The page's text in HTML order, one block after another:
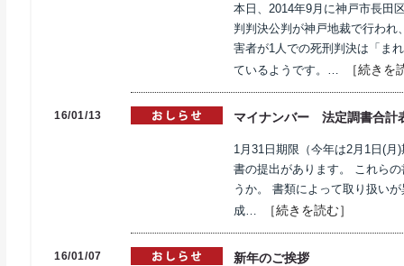
本日、2014年9月に神戸市長田
判判決公判が神戸地裁で行わ
害者が1人での死刑判決は「ま
ているようです。…
［続きを
16/01/13 マイナンバー 法定調書合
1月31日期限（今年は2月1日(
書の提出があります。 これら
うか。 書類によって取り扱い
成…
［続きを読む］
16/01/07 新年のご挨拶